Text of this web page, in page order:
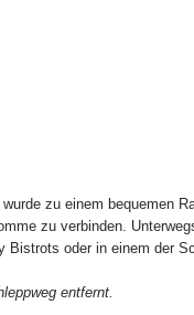
zu einem bequemen
zu verbinden.
Bistrots oder in einem der
entfernt.